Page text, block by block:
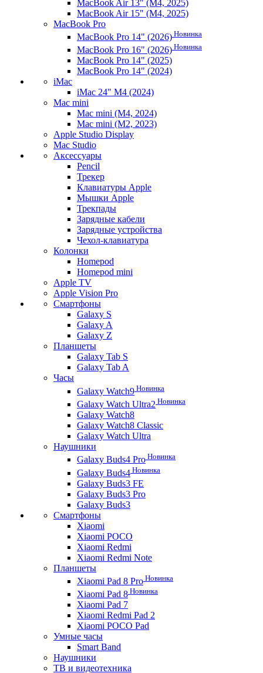
MacBook Air 13" (M4, 2025)
MacBook Air 15" (M4, 2025)
MacBook Pro
MacBook Pro 14" (2026) Новинка
MacBook Pro 16" (2026) Новинка
MacBook Pro 14" (2025)
MacBook Pro 14" (2024)
iMac
iMac 24" M4 (2024)
Mac mini
Mac mini (M4, 2024)
Mac mini (M2, 2023)
Apple Studio Display
Mac Studio
Аксессуары
Pencil
Трекер
Клавиатуры Apple
Мышки Apple
Трекпады
Зарядные кабели
Зарядные устройства
Чехол-клавиатура
Колонки
Homepod
Homepod mini
Apple TV
Apple Vision Pro
Смартфоны
Galaxy S
Galaxy A
Galaxy Z
Планшеты
Galaxy Tab S
Galaxy Tab A
Часы
Galaxy Watch9 Новинка
Galaxy Watch Ultra2 Новинка
Galaxy Watch8
Galaxy Watch8 Classic
Galaxy Watch Ultra
Наушники
Galaxy Buds4 Pro Новинка
Galaxy Buds4 Новинка
Galaxy Buds3 FE
Galaxy Buds3 Pro
Galaxy Buds3
Смартфоны
Xiaomi
Xiaomi POCO
Xiaomi Redmi
Xiaomi Redmi Note
Планшеты
Xiaomi Pad 8 Pro Новинка
Xiaomi Pad 8 Новинка
Xiaomi Pad 7
Xiaomi Redmi Pad 2
Xiaomi POCO Pad
Умные часы
Smart Band
Наушники
ТВ и видеотехника